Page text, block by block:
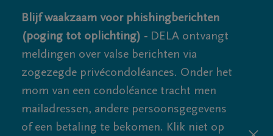
Blijf waakzaam voor phishingberichten
(poging tot oplichting) - DELA ontvangt
meldingen over valse berichten via
zogezegde privécondoléances. Onder het
mom van een condoléance tracht men
mailadressen, andere persoonsgegevens
of een betaling te bekomen. Klik niet op